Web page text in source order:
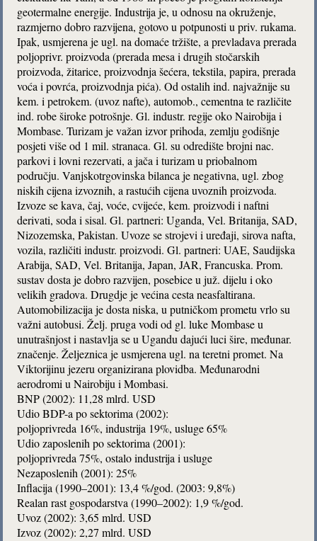
geotermalne energije. Industrija je, u odnosu na okruženje,
razmjerno dobro razvijena, gotovo u potpunosti u priv. rukama.
Ipak, usmjerena je ugl. na domaće tržište, a prevladava prerada
poljoprivr. proizvoda (prerada mesa i drugih stočarskih
proizvoda, žitarice, proizvodnja šećera, tekstila, papira, prerada
voća i povrća, proizvodnja pića). Od ostalih ind. najvažnije su
kem. i petrokem. (uvoz nafte), automob., cementna te različite
ind. robe široke potrošnje. Gl. industr. regije oko Nairobija i
Mombase. Turizam je važan izvor prihoda, zemlju godišnje
posjeti više od 1 mil. stranaca. Gl. su odredište brojni nac.
parkovi i lovni rezervati, a jača i turizam u priobalnom
području. Vanjskotrgovinska bilanca je negativna, ugl. zbog
niskih cijena izvoznih, a rastućih cijena uvoznih proizvoda.
Izvoze se kava, čaj, voće, cvijeće, kem. proizvodi i naftni
derivati, soda i sisal. Gl. partneri: Uganda, Vel. Britanija, SAD,
Nizozemska, Pakistan. Uvoze se strojevi i uređaji, sirova nafta,
vozila, različiti industr. proizvodi. Gl. partneri: UAE, Saudijska
Arabija, SAD, Vel. Britanija, Japan, JAR, Francuska. Prom.
sustav dosta je dobro razvijen, posebice u juž. dijelu i oko
velikih gradova. Drugdje je većina cesta neasfaltirana.
Automobilizacija je dosta niska, u putničkom prometu vrlo su
važni autobusi. Želj. pruga vodi od gl. luke Mombase u
unutrašnjost i nastavlja se u Ugandu dajući luci šire, međunar.
značenje. Željeznica je usmjerena ugl. na teretni promet. Na
Viktorijinu jezeru organizirana plovidba. Međunarodni
aerodromi u Nairobiju i Mombasi.
BNP (2002): 11,28 mlrd. USD
Udio BDP-a po sektorima (2002):
poljoprivreda 16%, industrija 19%, usluge 65%
Udio zaposlenih po sektorima (2001):
poljoprivreda 75%, ostalo industrija i usluge
Nezaposlenih (2001): 25%
Inflacija (1990–2001): 13,4 %/god. (2003: 9,8%)
Realan rast gospodarstva (1990–2002): 1,9 %/god.
Uvoz (2002): 3,65 mlrd. USD
Izvoz (2002): 2,27 mlrd. USD